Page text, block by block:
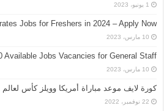
1 يونيو، 2023
Jobs for Freshers in 2024 – Apply Now
10 مارس، 2023
Available Jobs Vacancies for General Staff
10 مارس، 2023
كورة لايف موعد مباراة أمريكا وويلز كأس لعالم 2022
22 نوفمبر، 2022